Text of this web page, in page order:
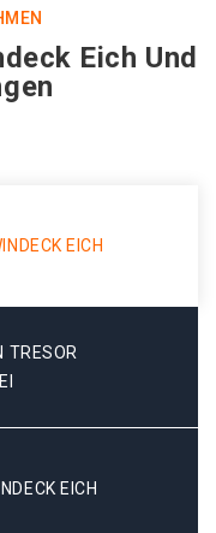
Eich Und
EICH
TRESOR
EICH